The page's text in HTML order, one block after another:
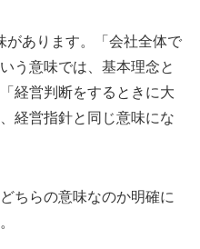
があります。「会社全体で
う意味では、基本理念と
経営判断をするときに大
経営指針と同じ意味にな
ちらの意味なのか明確に